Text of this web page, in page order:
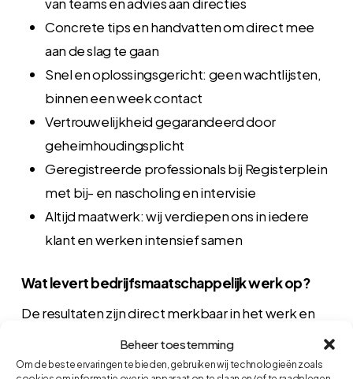
Beheer toestemming
Om de beste ervaringen te bieden, gebruiken wij technologieën zoals
Concrete tips en handvatten om direct mee
aan de slag te gaan
Snel en oplossingsgericht: geen wachtlijsten,
binnen een week contact
Vertrouwelijkheid gegarandeerd door
geheimhoudingsplicht
Geregistreerde professionals bij Registerplein
met bij- en nascholing en intervisie
Altijd maatwerk: wij verdiepen ons in iedere
klant en werken intensief samen
Wat levert bedrijfsmaatschappelijk werk op?
De resultaten zijn direct merkbaar in het werk en